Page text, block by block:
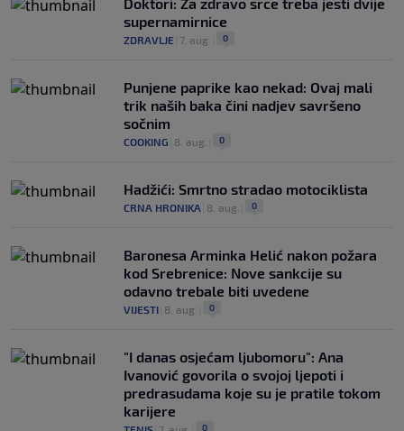
supernamirnice
ZDRAVLJE 7. aug. 0
Punjene paprike kao nekad: Ovaj mali
trik naših baka čini nadjev savršeno
sočnim
COOKING 8. aug. 0
Hadžići: Smrtno stradao motociklista
CRNA HRONIKA 8. aug. 0
Baronesa Arminka Helić nakon požara
kod Srebrenice: Nove sankcije su
odavno trebale biti uvedene
VIJESTI 8. aug. 0
"I danas osjećam ljubomoru": Ana
Ivanović govorila o svojoj ljepoti i
predrasudama koje su je pratile tokom
karijere
0